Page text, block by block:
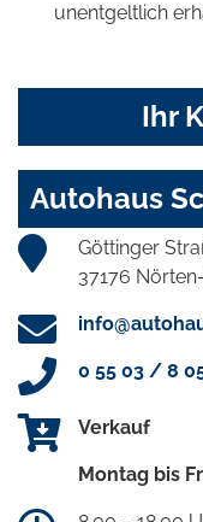
unentgeltlich
Ihr
Autohaus
Göttinger
37176
0 55 03 / 8
Verkauf
Montag bis